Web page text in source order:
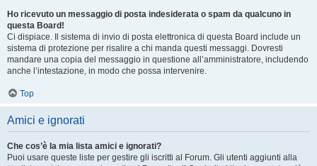
Ho ricevuto un messaggio di posta indesiderata o spam da qualcuno in
questa Board!
Ci dispiace. Il sistema di invio di posta elettronica di questa Board include un
sistema di protezione per risalire a chi manda questi messaggi. Dovresti
mandare una copia del messaggio in questione all’amministratore, includendo
anche l’intestazione, in modo che possa intervenire.
Top
Amici e ignorati
Che cos’è la mia lista amici e ignorati?
Puoi usare queste liste per gestire gli iscritti al Forum. Gli utenti aggiunti alla